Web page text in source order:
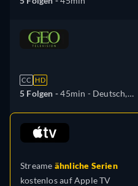
CC HD
5 Folgen -45min - Deutsch,
Streame ähnliche Serien
kostenlos aufApple TV